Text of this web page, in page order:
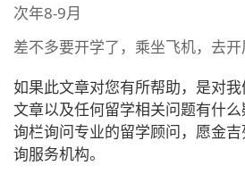
次年8-9月
差不多要开学了，乘坐飞机，去开
如果此文章对您有所帮助，是对
文章以及任何留学相关问题有什
询栏询问专业的留学顾问，愿金
询服务机构。